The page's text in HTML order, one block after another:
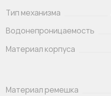
Тип механизма
Водонепроницаемость
Материал корпуса
Материал ремешка